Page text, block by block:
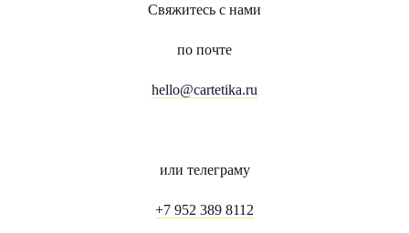
Свяжитесь с нами
по почте
hello@cartetika.ru
или телеграму
+7 952 389 8112